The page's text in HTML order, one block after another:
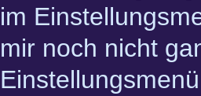
im
mir noch nicht